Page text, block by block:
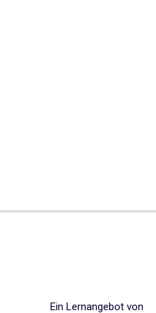
Ein Lernangebot von